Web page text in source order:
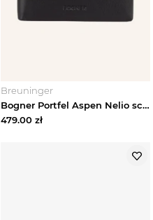
Breuninger
Bogner Portfel Aspen Nelio schwarz CZARNY
479.00 zł